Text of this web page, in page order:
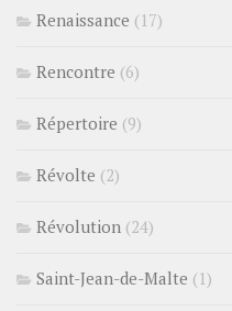
Renaissance (17)
Rencontre (6)
Répertoire (9)
Révolte (2)
Révolution (24)
Saint-Jean-de-Malte (1)